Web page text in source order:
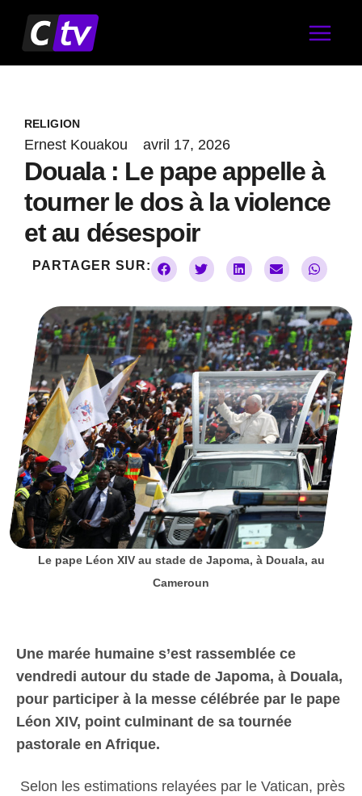
contenu
RELIGION
Ernest Kouakou avril 17, 2026
Douala : Le pape appelle à
tourner le dos à la violence
et au désespoir
PARTAGER SUR:
Le pape Léon XIV au stade de Japoma, à Douala, au
Cameroun
Une marée humaine s’est rassemblée ce
vendredi autour du stade de Japoma, à Douala,
pour participer à la messe célébrée par le pape
Léon XIV, point culminant de sa tournée
pastorale en Afrique.
Selon les estimations relayées par le Vatican, près